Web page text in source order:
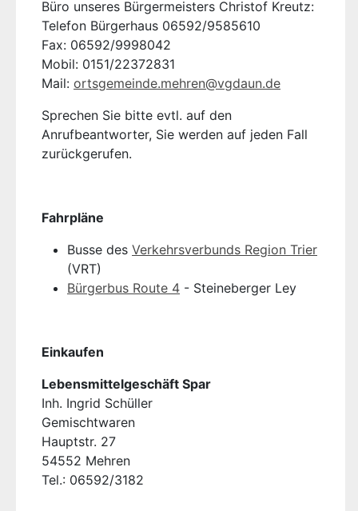
Büro unseres Bürgermeisters Christof Kreutz:
Telefon Bürgerhaus 06592/9585610
Fax: 06592/9998042
Mobil: 0151/22372831
Mail: ortsgemeinde.mehren@vgdaun.de
Sprechen Sie bitte evtl. auf den
Anrufbeantworter, Sie werden auf jeden Fall
zurückgerufen.
Fahrpläne
Busse des Verkehrsverbunds Region Trier
(VRT)
Bürgerbus Route 4 - Steineberger Ley
Einkaufen
Lebensmittelgeschäft Spar
Inh. Ingrid Schüller
Gemischtwaren
Hauptstr. 27
54552 Mehren
Tel.: 06592/3182